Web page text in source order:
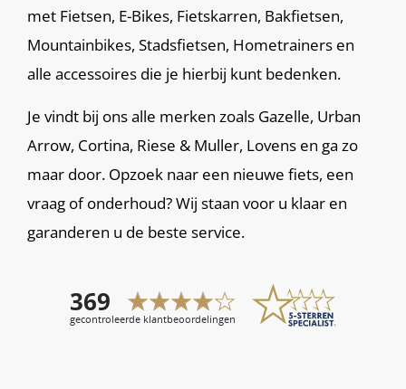
met Fietsen, E-Bikes, Fietskarren, Bakfietsen,
Mountainbikes, Stadsfietsen, Hometrainers en
alle accessoires die je hierbij kunt bedenken.
Je vindt bij ons alle merken zoals Gazelle, Urban
Arrow, Cortina, Riese & Muller, Lovens en ga zo
maar door. Opzoek naar een nieuwe fiets, een
vraag of onderhoud? Wij staan voor u klaar en
garanderen u de beste service.